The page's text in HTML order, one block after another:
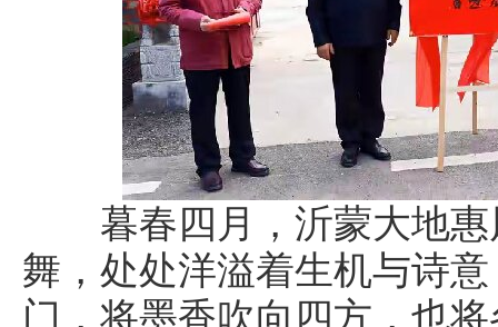
暮春四月，沂蒙大地惠
舞，处处洋溢着生机与诗
门，将墨香吹向四方，也